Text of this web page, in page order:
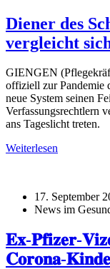
Diener des
vergleicht
GIENGEN
offiziell zur Pandemie
neue System seinen
Verfassungsrechtlern
ans Tageslicht treten.
Weiterlesen
17. September
News im
𝐄𝐱-𝐏𝐟𝐢𝐳𝐞𝐫-
𝐂𝐨𝐫𝐨𝐧𝐚-